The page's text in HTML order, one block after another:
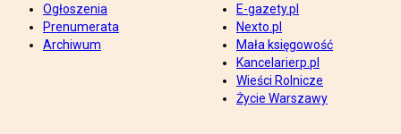
Ogłoszenia
Prenumerata
Archiwum
E-gazety.pl
Nexto.pl
Mała księgowość
Kancelarierp.pl
Wieści Rolnicze
Życie Warszawy